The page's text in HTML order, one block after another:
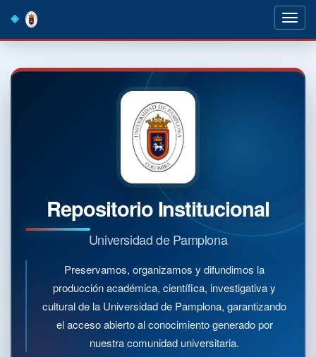
navigation
Repositorio Institucional
Universidad de Pamplona
Preservamos, organizamos y difundimos la
producción académica, científica, investigativa y
cultural de la Universidad de Pamplona, garantizando
el acceso abierto al conocimiento generado por
nuestra comunidad universitaria.